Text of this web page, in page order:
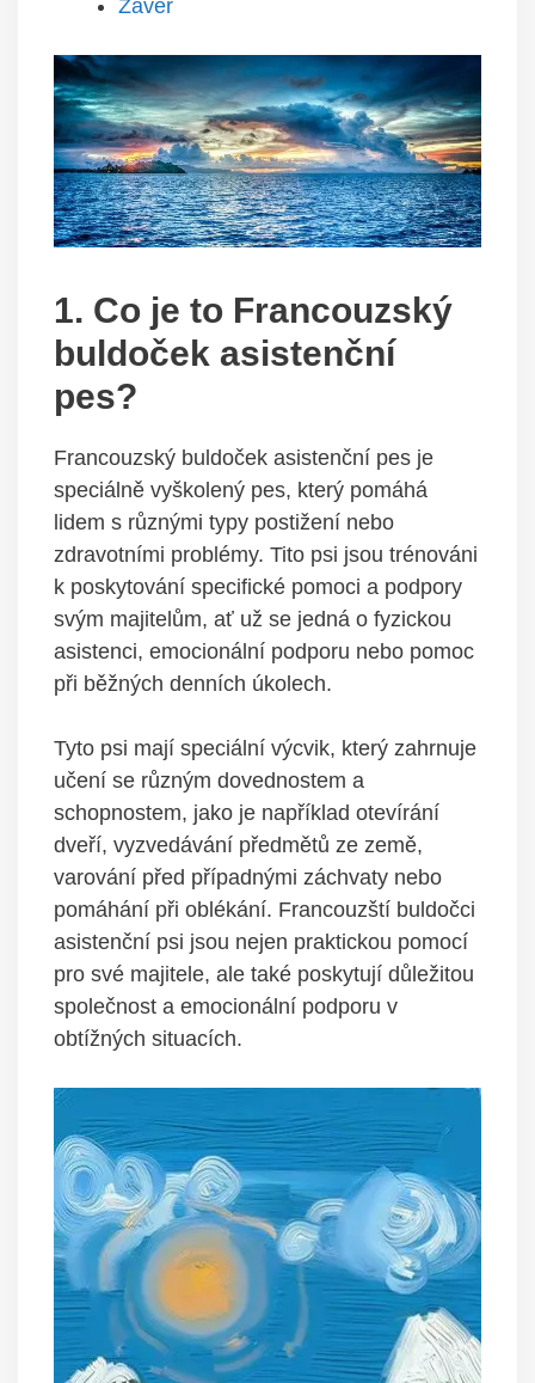
Závěr
1. Co je to Francouzský
buldoček asistenční
pes?
Francouzský buldoček asistenční pes je
speciálně vyškolený pes, který pomáhá
lidem s různými typy postižení nebo
zdravotními problémy. Tito psi jsou trénováni
k poskytování specifické pomoci a podpory
svým majitelům, ať už se jedná o fyzickou
asistenci, emocionální podporu nebo pomoc
při běžných denních úkolech.
Tyto psi mají speciální výcvik, který zahrnuje
učení se různým dovednostem a
schopnostem, jako je například otevírání
dveří, vyzvedávání předmětů ze země,
varování před případnými záchvaty nebo
pomáhání při oblékání. Francouzští buldočci
asistenční psi jsou nejen praktickou pomocí
pro své majitele, ale také poskytují důležitou
společnost a emocionální podporu v
obtížných situacích.